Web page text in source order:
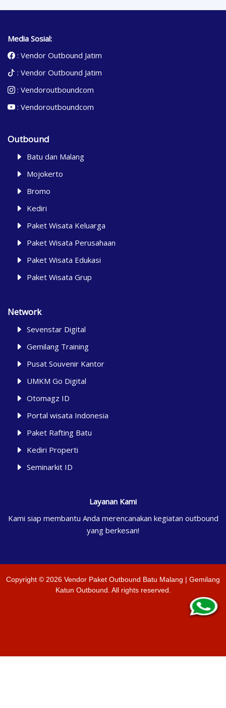
Media Sosial:
: Vendor Outbound Jatim
: Vendor Outbound Jatim
: Vendoroutboundcom
: Vendoroutboundcom
Outbound
Batu dan Malang
Mojokerto
Bromo
Kediri
Paket Wisata Keluarga
Paket Wisata Perusahaan
Paket Wisata Edukasi
Paket Wisata Grup
Network
Sevenstar Digital
Gemilang Training
Pusat Souvenir Kantor
UMKM Go Digital
Otomagz ID
Portal wisata Indonesia
Paket Rafting Batu
Kediri Properti
Seminarkit ID
Layanan Kami
Kami siap membantu Anda merencanakan kegiatan outbound
yang berkesan!
Copyright © 2026 Vendor Paket Outbound Batu Malang | Gemilang
Katun Outbound . All rights reserved.